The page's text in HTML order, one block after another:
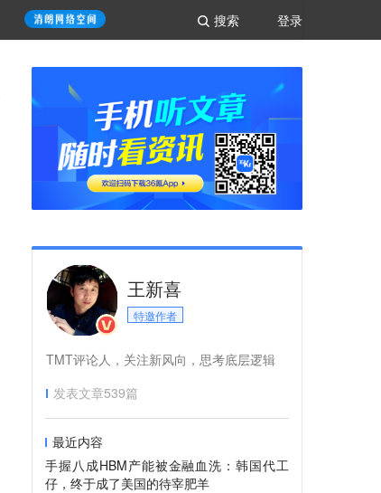
登录
搜索
王新喜
特邀作者
TMT评论人，关注新风向，思考底层逻辑
发表文章539篇
最近内容
手握八成HBM产能被金融血洗：韩国代工
仔，终于成了美国的待宰肥羊